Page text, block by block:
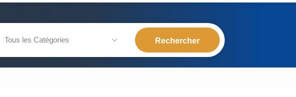
Tous les Catégories